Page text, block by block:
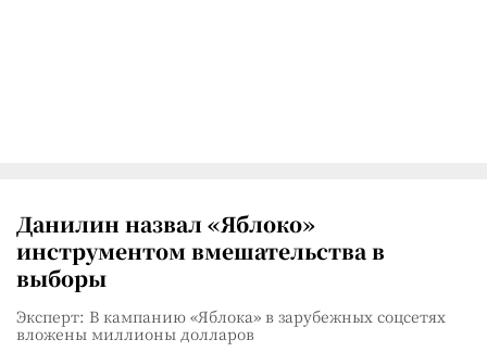
Данилин назвал «Яблоко»
инструментом вмешательства в
выборы
Эксперт: В кампанию «Яблока» в зарубежных соцсетях
вложены миллионы долларов